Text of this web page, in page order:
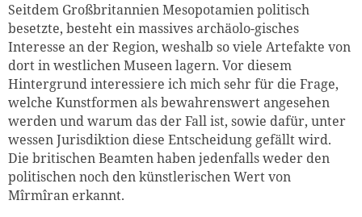
Seitdem Großbritannien Mesopotamien politisch
besetzte, besteht ein massives archäolo-gisches
Interesse an der Region, weshalb so viele Artefakte von
dort in westlichen Museen lagern. Vor diesem
Hintergrund interessiere ich mich sehr für die Frage,
welche Kunstformen als bewahrenswert angesehen
werden und warum das der Fall ist, sowie dafür, unter
wessen Jurisdiktion diese Entscheidung gefällt wird.
Die britischen Beamten haben jedenfalls weder den
politischen noch den künstlerischen Wert von
Mîrmîran erkannt.